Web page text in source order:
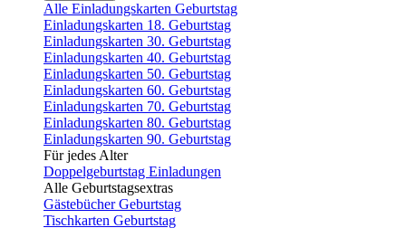
Alle Einladungskarten Geburtstag
Einladungskarten 18. Geburtstag
Einladungskarten 30. Geburtstag
Einladungskarten 40. Geburtstag
Einladungskarten 50. Geburtstag
Einladungskarten 60. Geburtstag
Einladungskarten 70. Geburtstag
Einladungskarten 80. Geburtstag
Einladungskarten 90. Geburtstag
Für jedes Alter
Doppelgeburtstag Einladungen
Alle Geburtstagsextras
Gästebücher Geburtstag
Tischkarten Geburtstag